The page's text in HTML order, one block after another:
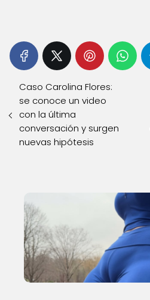
Caso Carolina Flores:
se conoce un video
con la última
conversación y surgen
nuevas hipótesis